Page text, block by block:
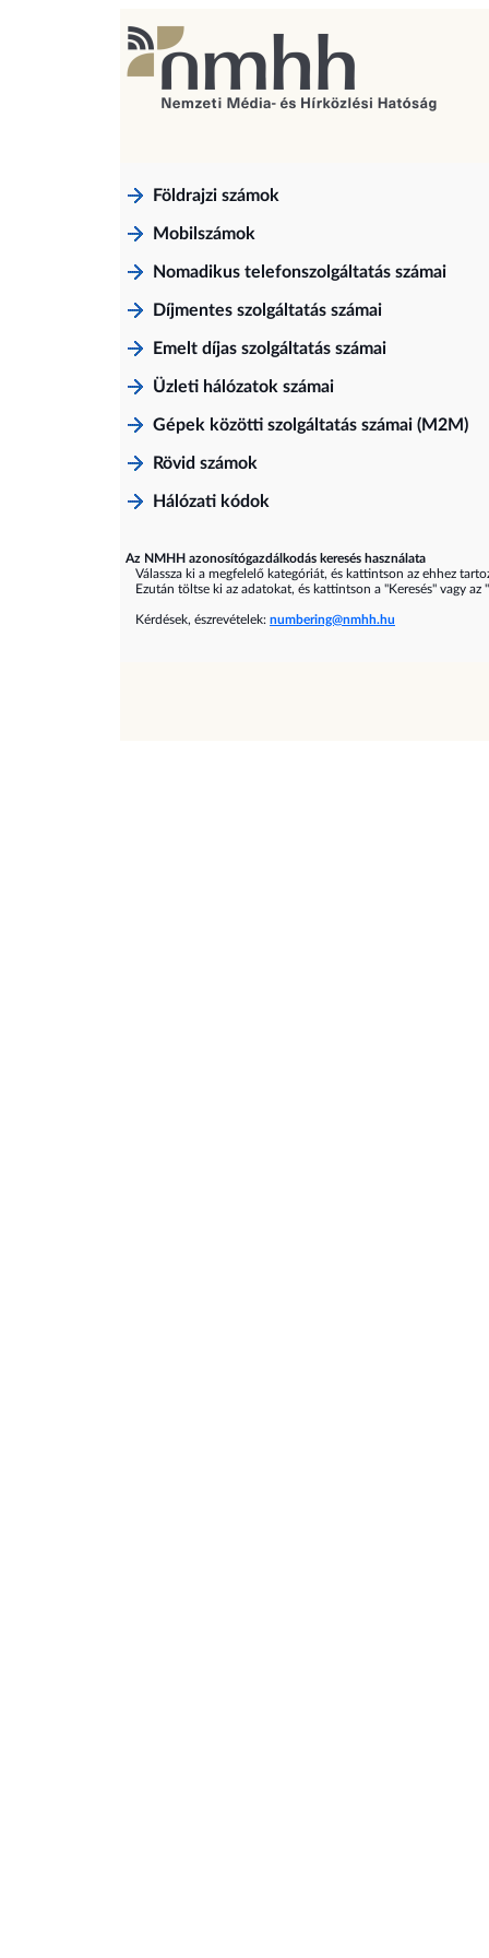
Földrajzi számok
Mobilszámok
Nomadikus telefonszolgáltatás számai
Díjmentes szolgáltatás számai
Emelt díjas szolgáltatás számai
Üzleti hálózatok számai
Gépek közötti szolgáltatás számai (M2M)
Rövid számok
Hálózati kódok
Az NMHH azonosítógazdálkodás keresés használata
Válassza ki a megfelelő kategóriát, és kattintson az ehhez
Ezután töltse ki az adatokat, és kattintson a "Keresés" vagy az
Kérdések, észrevételek: numbering@nmhh.hu